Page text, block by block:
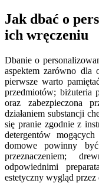
Jak dbać o
ich wręczeniu
Dbanie o
aspektem zarówno dla
pierwsze warto
przedmiotów; biżuteria
oraz zabezpieczona
działaniem substancji
się pranie zgodnie z
detergentów
domowe powinny
przeznaczeniem;
odpowiednimi
estetyczny wygląd przez